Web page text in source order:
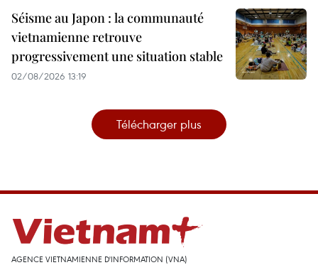
Séisme au Japon : la communauté
vietnamienne retrouve
progressivement une situation stable
02/08/2026 13:19
Télécharger plus
AGENCE VIETNAMIENNE D'INFORMATION (VNA)